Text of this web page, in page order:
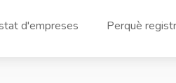
d'empreses Perquè